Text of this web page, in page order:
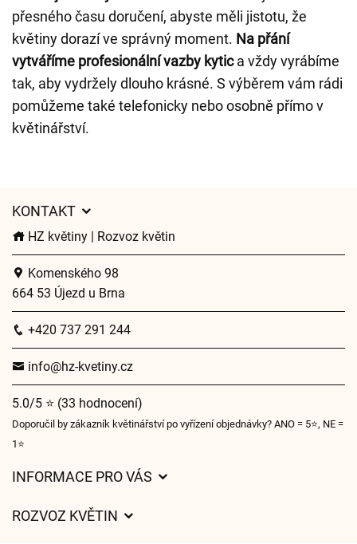
přesného času doručení, abyste měli jistotu, že
květiny dorazí ve správný moment. Na přání
vytváříme profesionální vazby kytica vždy vyrábíme
tak, aby vydržely dlouho krásné. S výběrem vám rádi
pomůžeme také telefonicky nebo osobně přímo v
květinářství.
KONTAKT
HZ květiny | Rozvoz květin
Komenského 98
664 53 Újezd u Brna
+420 737 291 244
info@hz-kvetiny.cz
5.0/5 ⭐ (33 hodnocení)
Doporučil by zákazník květinářství po vyřízení objednávky? ANO = 5⭐, NE =
1⭐
INFORMACE PRO VÁS
ROZVOZ KVĚTIN